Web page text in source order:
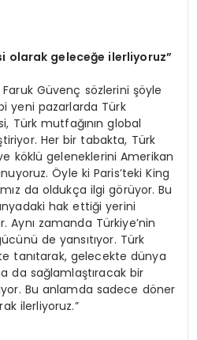
olarak geleceğe ilerliyoruz”
Güvenç sözlerini şöyle
yeni pazarlarda Türk
Türk mutfağının global
Her bir tabakta, Türk
köklü geleneklerini Amerikan
Öyle ki Paris’teki King
da oldukça ilgi görüyor. Bu
hak ettiği yerini
Aynı zamanda Türkiye’nin
de yansıtıyor. Türk
tanıtarak, gelecekte dünya
da sağlamlaştıracak bir
Bu anlamda sadece döner
ilerliyoruz.”